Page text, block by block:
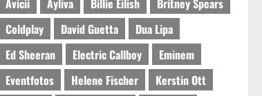
Coldplay
David Guetta
Dua Lipa
Ed Sheeran
Electric Callboy
Eminem
Eventfotos
Helene Fischer
Kerstin Ott